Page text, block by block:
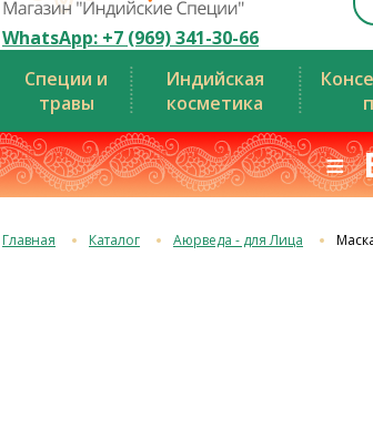
WhatsApp: +7 (969) 341-30-66
Специи и
травы
Индийская
косметика
≡
Главная Каталог Аюрведа - для Лица